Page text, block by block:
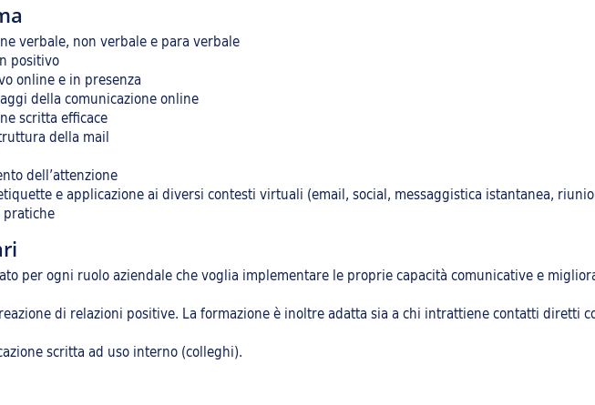
verbale, non verbale e para verbale
positivo
online e in presenza
della comunicazione online
scritta efficace
della mail
dell’attenzione
e applicazione ai diversi contesti virtuali (email, social, messaggistica istantanea,
pratiche
per ogni ruolo aziendale che voglia implementare le proprie capacità comunicative e
di relazioni positive. La formazione è inoltre adatta sia a chi intrattiene contatti diretti
scritta ad uso interno (colleghi).